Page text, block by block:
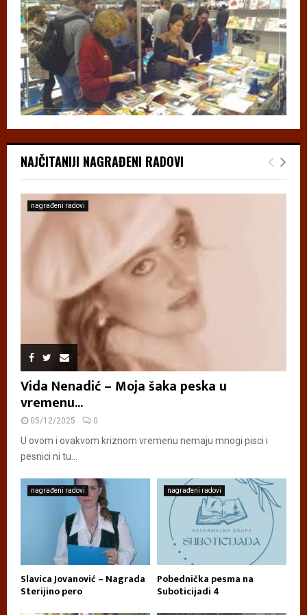
NAJČITANIJI NAGRAĐENI RADOVI
nagrađeni radovi
Vida Nenadić – Moja šaka peska u
vremenu...
05/12/2025 0
U ovom i ovakvom kriznom vremenu nemaju mnogi pisci i
pesnici ni tu...
nagrađeni radovi
Slavica Jovanović – Nagrada
Sterijino pero
nagrađeni radovi
Pobednička pesma na
Suboticijadi 4